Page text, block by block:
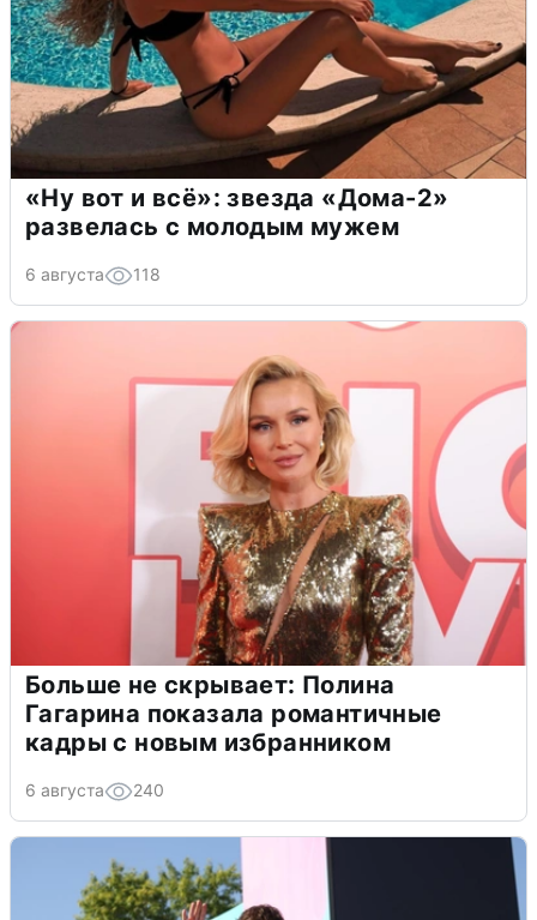
«Ну вот и всё»: звезда «Дома-2»
развелась с молодым мужем
6 августа 118
Больше не скрывает: Полина
Гагарина показала романтичные
кадры с новым избранником
6 августа 240